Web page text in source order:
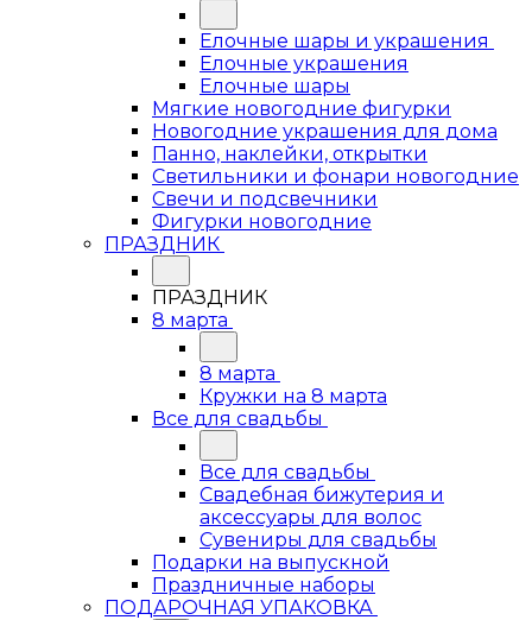
Елочные шары и украшения
Елочные украшения
Елочные шары
Мягкие новогодние фигурки
Новогодние украшения для дома
Панно, наклейки, открытки
Светильники и фонари новогодние
Свечи и подсвечники
Фигурки новогодние
ПРАЗДНИК
ПРАЗДНИК
8 марта
8 марта
Кружки на 8 марта
Все для свадьбы
Все для свадьбы
Свадебная бижутерия и
аксессуары для волос
Сувениры для свадьбы
Подарки на выпускной
Праздничные наборы
ПОДАРОЧНАЯ УПАКОВКА